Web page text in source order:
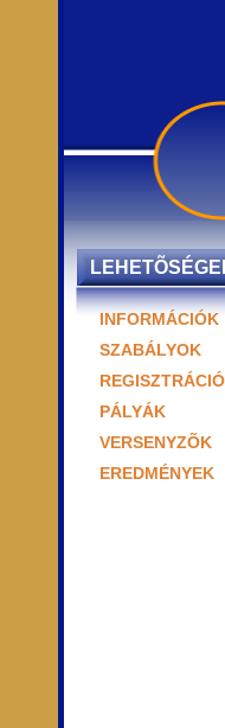
INFORMÁCIÓK
SZABÁLYOK
REGISZTRÁCIÓ
PÁLYÁK
VERSENYZÕK
EREDMÉNYEK